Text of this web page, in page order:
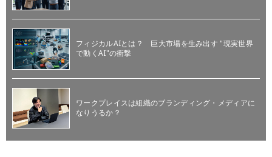
フィジカルAIとは？ 巨大市場を生み出す "現実世界
で動くAI"の衝撃
ワークプレイスは組織のブランディング・メディアに
なりうるか？